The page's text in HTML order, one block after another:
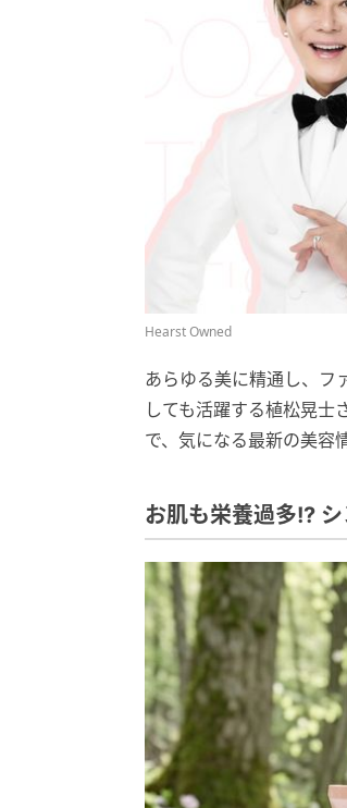
Hearst Owned
あらゆる美に精通し、フ
しても活躍する植松晃士
で、気になる最新の美容
お肌も栄養過多!?